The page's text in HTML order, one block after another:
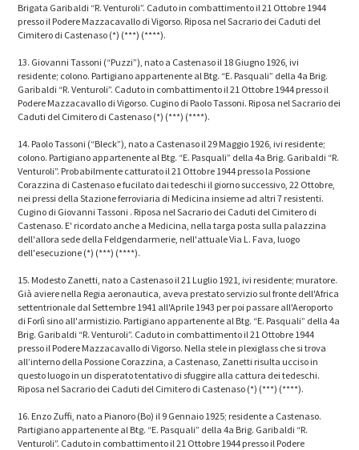
Brigata Garibaldi “R. Venturoli”. Caduto in combattimento il 21 Ottobre 1944
presso il Podere Mazzacavallo di Vigorso. Riposa nel Sacrario dei Caduti del
Cimitero di Castenaso (*) (***) (****).
13. Giovanni Tassoni (“Puzzi”), nato a Castenaso il 18 Giugno 1926, ivi
residente; colono. Partigiano appartenente al Btg. “E. Pasquali” della 4a Brig.
Garibaldi “R. Venturoli”. Caduto in combattimento il 21 Ottobre 1944 presso il
Podere Mazzacavallo di Vigorso. Cugino di Paolo Tassoni. Riposa nel Sacrario dei
Caduti del Cimitero di Castenaso (*) (***) (****).
14. Paolo Tassoni (“Bleck”), nato a Castenaso il 29 Maggio 1926, ivi residente;
colono. Partigiano appartenente al Btg. “E. Pasquali” della 4a Brig. Garibaldi “R.
Venturoli”. Probabilmente catturato il 21 Ottobre 1944 presso la Possione
Corazzina di Castenaso e fucilato dai tedeschi il giorno successivo, 22 Ottobre,
nei pressi della Stazione ferroviaria di Medicina insieme ad altri 7 resistenti.
Cugino di Giovanni Tassoni . Riposa nel Sacrario dei Caduti del Cimitero di
Castenaso. E' ricordato anche a Medicina, nella targa posta sulla palazzina
dell'allora sede della Feldgendarmerie, nell'attuale Via L. Fava, luogo
dell'esecuzione (*) (***) (****).
15. Modesto Zanetti, nato a Castenaso il 21 Luglio 1921, ivi residente; muratore.
Già aviere nella Regia aeronautica, aveva prestato servizio sul fronte dell'Africa
settentrionale dal Settembre 1941 all'Aprile 1943 per poi passare all'Aeroporto
di Forlì sino all'armistizio. Partigiano appartenente al Btg. “E. Pasquali” della 4a
Brig. Garibaldi “R. Venturoli”. Caduto in combattimento il 21 Ottobre 1944
presso il Podere Mazzacavallo di Vigorso. Nella stele in plexiglass che si trova
all’interno della Possione Corazzina, a Castenaso, Zanetti risulta ucciso in
questo luogo in un disperato tentativo di sfuggire alla cattura dei tedeschi.
Riposa nel Sacrario dei Caduti del Cimitero di Castenaso (*) (***) (****).
16. Enzo Zuffi, nato a Pianoro (Bo) il 9 Gennaio 1925; residente a Castenaso.
Partigiano appartenente al Btg. “E. Pasquali” della 4a Brig. Garibaldi “R.
Venturoli”. Caduto in combattimento il 21 Ottobre 1944 presso il Podere